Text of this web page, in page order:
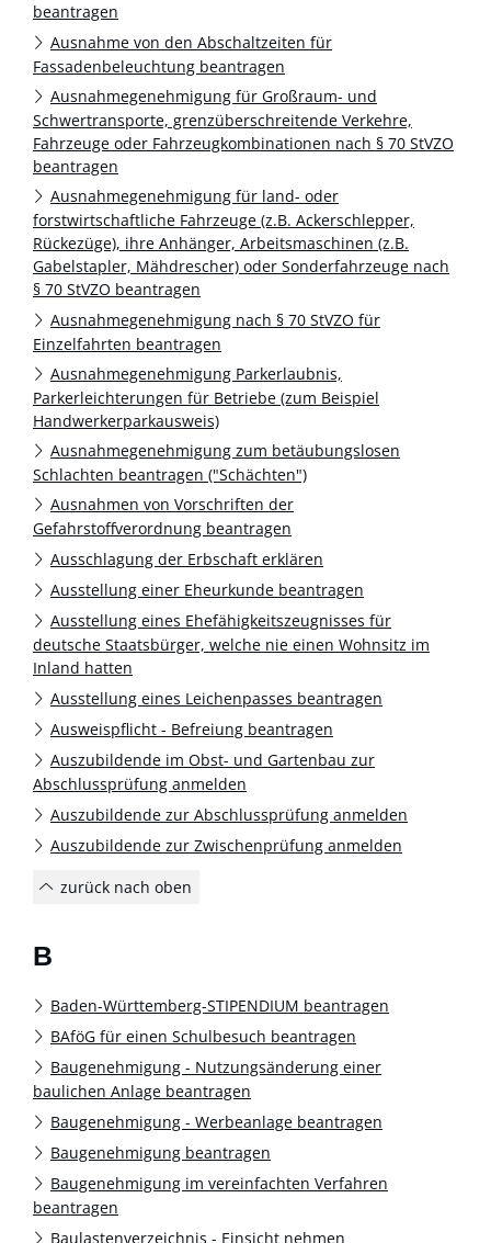
beantragen
Ausnahme von den Abschaltzeiten für
Fassadenbeleuchtung beantragen
Ausnahmegenehmigung für Großraum- und
Schwertransporte, grenzüberschreitende Verkehre,
Fahrzeuge oder Fahrzeugkombinationen nach § 70 StVZO
beantragen
Ausnahmegenehmigung für land- oder
forstwirtschaftliche Fahrzeuge (z.B. Ackerschlepper,
Rückezüge), ihre Anhänger, Arbeitsmaschinen (z.B.
Gabelstapler, Mähdrescher) oder Sonderfahrzeuge nach
§ 70 StVZO beantragen
Ausnahmegenehmigung nach § 70 StVZO für
Einzelfahrten beantragen
Ausnahmegenehmigung Parkerlaubnis,
Parkerleichterungen für Betriebe (zum Beispiel
Handwerkerparkausweis)
Ausnahmegenehmigung zum betäubungslosen
Schlachten beantragen ("Schächten")
Ausnahmen von Vorschriften der
Gefahrstoffverordnung beantragen
Ausschlagung der Erbschaft erklären
Ausstellung einer Eheurkunde beantragen
Ausstellung eines Ehefähigkeitszeugnisses für
deutsche Staatsbürger, welche nie einen Wohnsitz im
Inland hatten
Ausstellung eines Leichenpasses beantragen
Ausweispflicht - Befreiung beantragen
Auszubildende im Obst- und Gartenbau zur
Abschlussprüfung anmelden
Auszubildende zur Abschlussprüfung anmelden
Auszubildende zur Zwischenprüfung anmelden
zurück nach oben
B
Baden-Württemberg-STIPENDIUM beantragen
BAföG für einen Schulbesuch beantragen
Baugenehmigung - Nutzungsänderung einer
baulichen Anlage beantragen
Baugenehmigung - Werbeanlage beantragen
Baugenehmigung beantragen
Baugenehmigung im vereinfachten Verfahren
beantragen
Baulastenverzeichnis - Einsicht nehmen